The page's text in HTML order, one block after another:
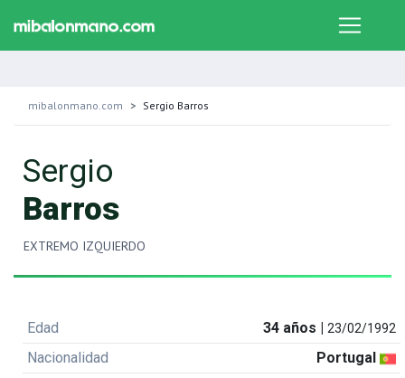
mibalonmano.com Sergio Barros
Sergio
Barros
EXTREMO IZQUIERDO
Edad 34 años |23/02/1992
Nacionalidad
Portugal